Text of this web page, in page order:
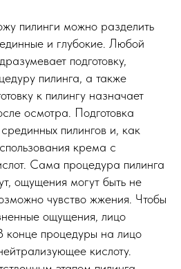
пилинги можно разделить
и глубокие. Любой
подготовку,
пилинга, а также
к пилингу назначает
осмотра. Подготовка
пилингов и, как
крема с
Сама процедура пилинга
ощущения могут быть не
чувство жжения. Чтобы
ощущения, лицо
конце процедуры на лицо
кислоту.